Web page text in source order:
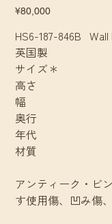
Price
¥80,000
HS6-187-846B
英国製
サイズ＊
高さ １
幅 ７
奥行 ３
年代 １
材質 マ
アンティーク・ビ
す使用傷、凹み傷